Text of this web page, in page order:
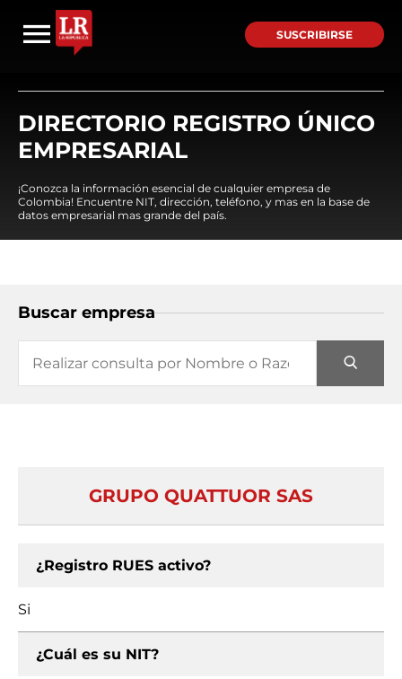
SUSCRIBIRSE
DIRECTORIO REGISTRO ÚNICO
EMPRESARIAL
¡Conozca la información esencial de cualquier empresa de
Colombia! Encuentre NIT, dirección, teléfono, y mas en la base de
datos empresarial mas grande del país.
Buscar empresa
GRUPO QUATTUOR SAS
¿Registro RUES activo?
Si
¿Cuál es su NIT?